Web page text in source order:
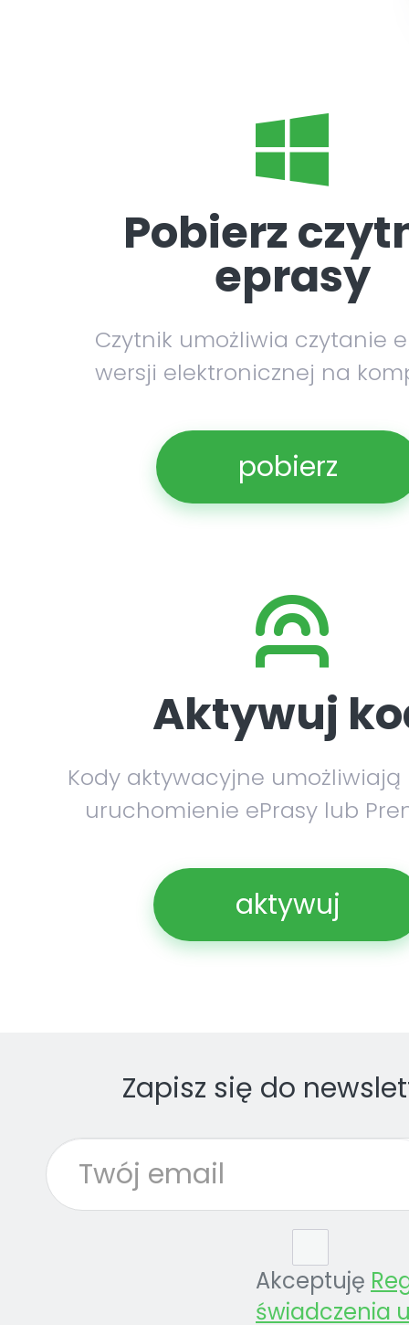
Pobierz
eprasy
Czytnik umożliwia czytanie
wersji elektronicznej na
pobierz
Aktywuj
Kody aktywacyjne umożliwiają
uruchomienie ePrasy lub
aktywuj
Zapisz się do
Akceptuję
świadczenia